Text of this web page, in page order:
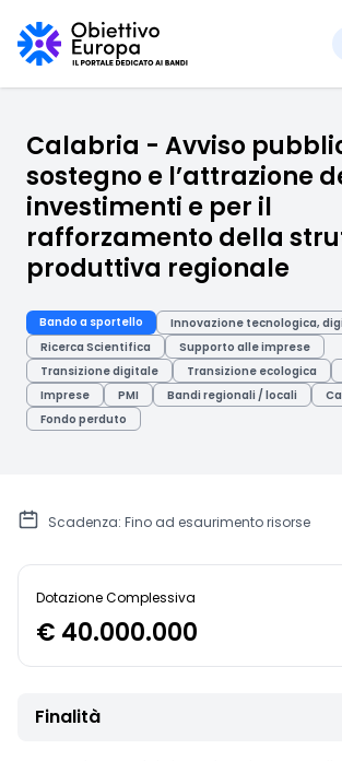
Calabria - Avviso
sostegno e l’attrazione
investimenti e per il
rafforzamento della
produttiva regionale
Bando a sportello
Innovazione tecnologica,
Ricerca Scientifica
Supporto alle imprese
Transizione digitale
Transizione ecologica
Imprese
PMI Bandi regionali / locali
Fondo perduto
Scadenza: Fino ad esaurimento risorse
Dotazione Complessiva
€ 40.000.000
Finalità